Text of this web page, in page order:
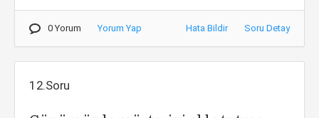
0 Yorum Yorum Yap Hata Bildir Soru Detay
12.Soru